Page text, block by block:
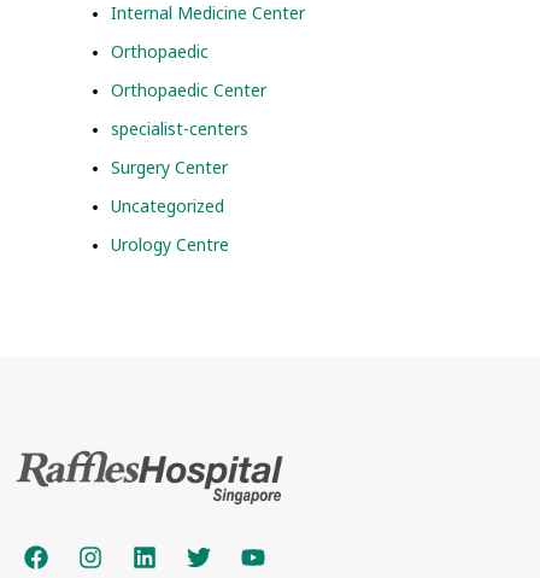
Internal Medicine Center
Orthopaedic
Orthopaedic Center
specialist-centers
Surgery Center
Uncategorized
Urology Centre